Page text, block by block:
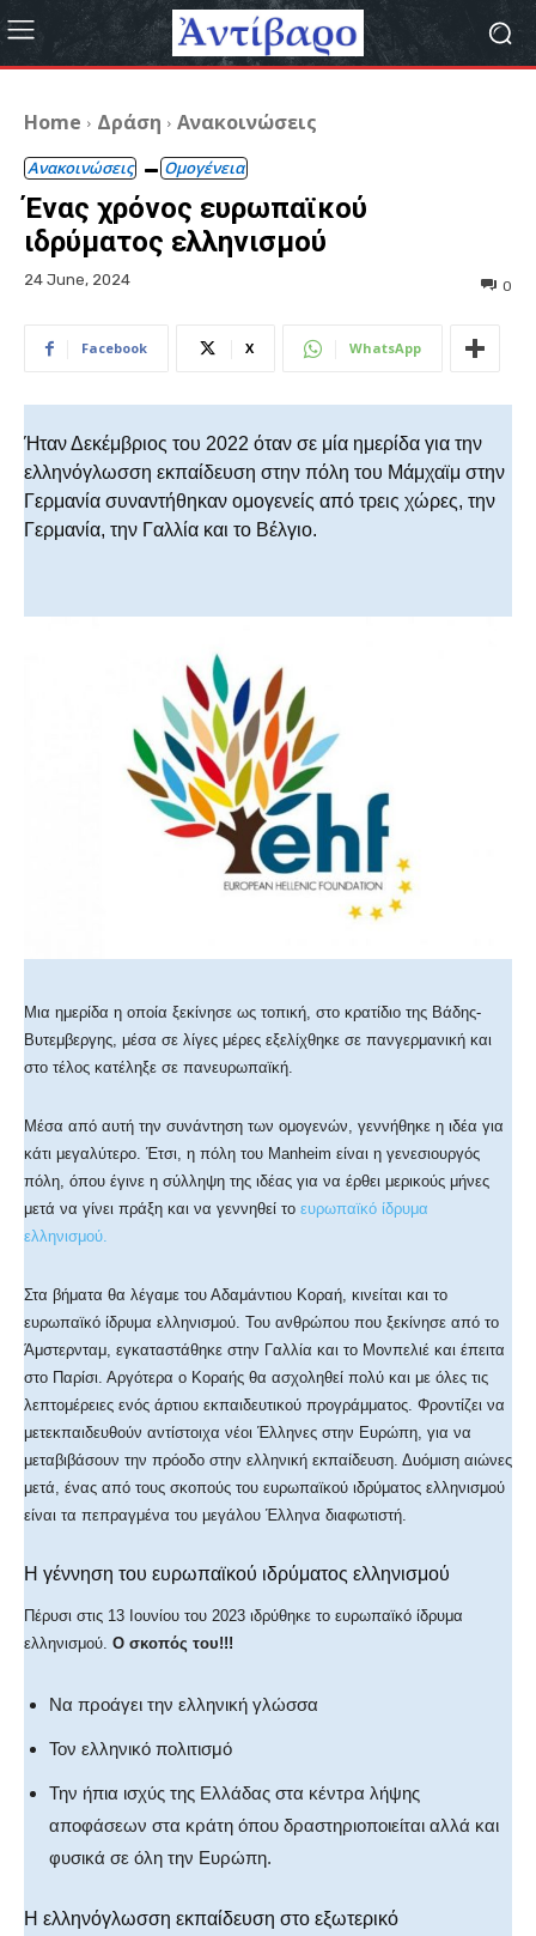
Home Δράση Ανακοινώσεις
Ανακοινώσεις Ομογένεια
Ένας χρόνος ευρωπαϊκού
ιδρύματος ελληνισμού
24 June, 2024 0
Facebook X WhatsApp
Ήταν Δεκέμβριος του 2022 όταν σε μία ημερίδα για την
ελληνόγλωσση εκπαίδευση στην πόλη του Μάμχαϊμ στην
Γερμανία συναντήθηκαν ομογενείς από τρεις χώρες, την
Γερμανία, την Γαλλία και το Βέλγιο.
Μια ημερίδα η οποία ξεκίνησε ως τοπική, στο κρατίδιο της Βάδης-
Βυτεμβεργης, μέσα σε λίγες μέρες εξελίχθηκε σε πανγερμανική και
στο τέλος κατέληξε σε πανευρωπαϊκή.
Μέσα από αυτή την συνάντηση των ομογενών, γεννήθηκε η ιδέα για
κάτι μεγαλύτερο. Έτσι, η πόλη του Μanheim είναι η γενεσιουργός
πόλη, όπου έγινε η σύλληψη της ιδέας για να έρθει μερικούς μήνες
μετά να γίνει πράξη και να γεννηθεί το ευρωπαϊκό ίδρυμα
ελληνισμού.
Στα βήματα θα λέγαμε του Αδαμάντιου Κοραή, κινείται και το
ευρωπαϊκό ίδρυμα ελληνισμού. Του ανθρώπου που ξεκίνησε από το
Άμστερνταμ, εγκαταστάθηκε στην Γαλλία και το Μονπελιέ και έπειτα
στο Παρίσι. Αργότερα ο Κοραής θα ασχοληθεί πολύ και με όλες τις
λεπτομέρειες ενός άρτιου εκπαιδευτικού προγράμματος. Φροντίζει να
μετεκπαιδευθούν αντίστοιχα νέοι Έλληνες στην Ευρώπη, για να
μεταβιβάσουν την πρόοδο στην ελληνική εκπαίδευση. Δυόμιση αιώνες
μετά, ένας από τους σκοπούς του ευρωπαϊκού ιδρύματος ελληνισμού
είναι τα πεπραγμένα του μεγάλου Έλληνα διαφωτιστή.
Η γέννηση του ευρωπαϊκού ιδρύματος ελληνισμού
Πέρυσι στις 13 Ιουνίου του 2023 ιδρύθηκε το ευρωπαϊκό ίδρυμα
ελληνισμού. Ο σκοπός του!!!
Να προάγει την ελληνική γλώσσα
Τον ελληνικό πολιτισμό
Την ήπια ισχύς της Ελλάδας στα κέντρα λήψης
αποφάσεων στα κράτη όπου δραστηριοποιείται αλλά και
φυσικά σε όλη την Ευρώπη.
Η ελληνόγλωσση εκπαίδευση στο εξωτερικό